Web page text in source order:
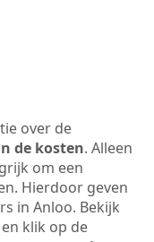
over de
de kosten. Alleen
om een
Hierdoor geven
in Anloo. Bekijk
klik op de